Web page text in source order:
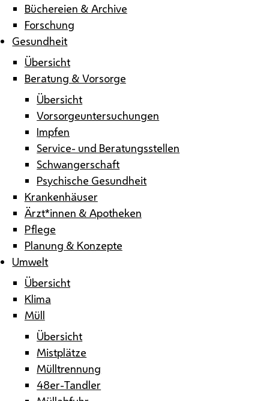
Büchereien & Archive
Forschung
Gesundheit
Übersicht
Beratung & Vorsorge
Übersicht
Vorsorgeuntersuchungen
Impfen
Service- und Beratungsstellen
Schwangerschaft
Psychische Gesundheit
Krankenhäuser
Ärzt*innen & Apotheken
Pflege
Planung & Konzepte
Umwelt
Übersicht
Klima
Müll
Übersicht
Mistplätze
Mülltrennung
48er-Tandler